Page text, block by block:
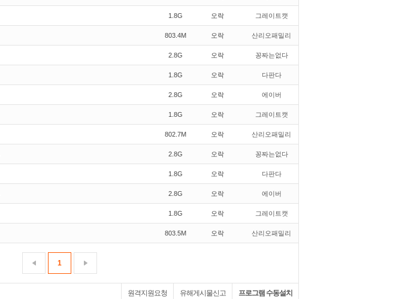
1.8G 오락 그레이트캣
803.4M 오락 산리오패밀리
2.8G 오락 꽁짜는없다
1.8G 오락 다판다
2.8G 오락 에이버
1.8G 오락 그레이트캣
802.7M 오락 산리오패밀리
2.8G 오락 꽁짜는없다
1.8G 오락 다판다
2.8G 오락 에이버
1.8G 오락 그레이트캣
803.5M 오락 산리오패밀리
1
원격지원요청 유해게시물신고 프로그램 수동설치